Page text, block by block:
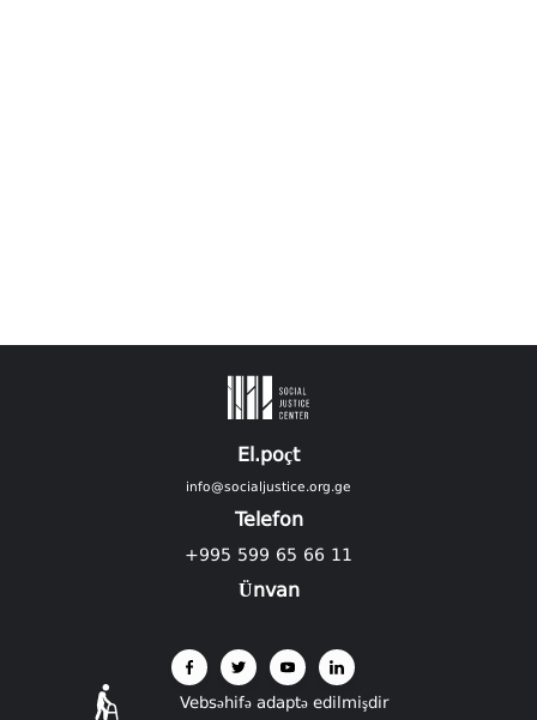
El.poçt
info@socialjustice.org.ge
Telefon
+995 599 65 66 11
Ünvan
Vebsəhifə adaptə edilmişdir